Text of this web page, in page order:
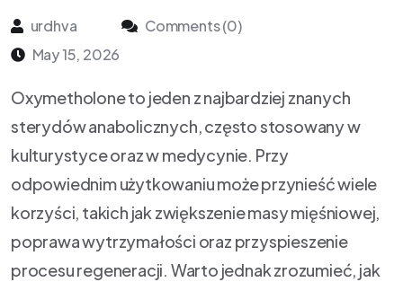
urdhva
Comments (0)
May 15, 2026
Oxymetholone to jeden z najbardziej znanych
sterydów anabolicznych, często stosowany w
kulturystyce oraz w medycynie. Przy
odpowiednim użytkowaniu może przynieść wiele
korzyści, takich jak zwiększenie masy mięśniowej,
poprawa wytrzymałości oraz przyspieszenie
procesu regeneracji. Warto jednak zrozumieć, jak